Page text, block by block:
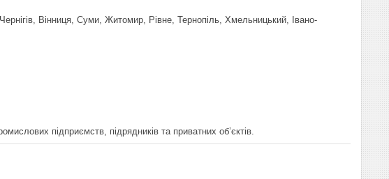
Вінниця, Суми, Житомир, Рівне, Тернопіль, Хмельницький, Івано-
підприємств, підрядників та приватних об’єктів.